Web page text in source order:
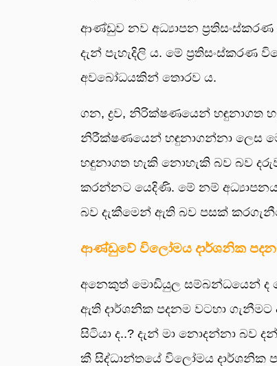
ආණ්ඩුව නව අධ්‍යාපන
දැන් පැහැදිලි ය. මේ
අවබෝධයකින් තොරව ය.
ගන, ද්‍රව, නිරික්ෂණයෙන් හඳුනාගත
නිරීක්ෂණයෙන් හඳුනාගන්නා ලෙස
හඳුනාගත හැකි නොහැකි බව බව
කරන්නට යෙදිණි. මේ නම් අධ්‍යාපනය
බව දැකීමෙන් ඇති බව පසක්
ආණ්ඩුවේ විලෝමය දාර්ශනික
අනෙකුත් මොඩියුල සම්බන්ධයෙන් ද
ඇති දාර්ශනික පදනම වටහා
සිටියා ද..? දැන් මා නොදන්නා
කී සිද්ධාන්තයේ විලෝමය දාර්ශනික